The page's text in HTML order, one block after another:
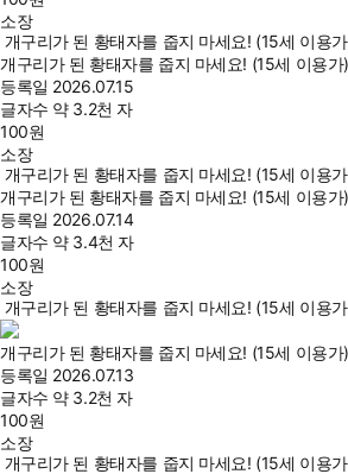
소장
개구리가 된 황태자를 줍지 마세요! (15세 이용
개구리가 된 황태자를 줍지 마세요! (15세 이용
등록일 2026.07.15
글자수 약 3.2천 자
100원
소장
개구리가 된 황태자를 줍지 마세요! (15세 이용
개구리가 된 황태자를 줍지 마세요! (15세 이용
등록일 2026.07.14
글자수 약 3.4천 자
100원
소장
개구리가 된 황태자를 줍지 마세요! (15세 이용
개구리가 된 황태자를 줍지 마세요! (15세 이용
등록일 2026.07.13
글자수 약 3.2천 자
100원
소장
개구리가 된 황태자를 줍지 마세요! (15세 이용